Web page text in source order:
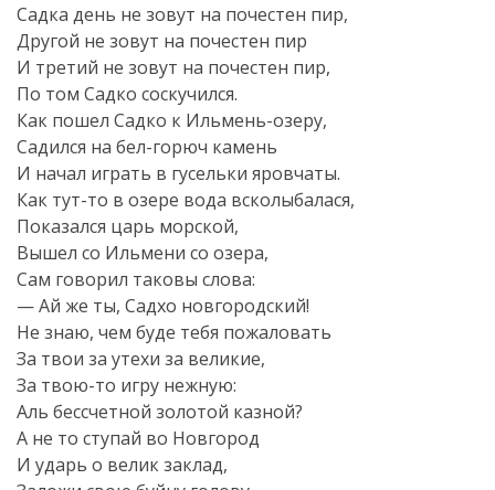
Садка день не зовут на почестен пир,
Другой не зовут на почестен пир
И третий не зовут на почестен пир,
По том Садко соскучился.
Как пошел Садко к Ильмень-озеру,
Садился на бел-горюч камень
И начал играть в гусельки яровчаты.
Как тут-то в озере вода всколыбалася,
Показался царь морской,
Вышел со Ильмени со озера,
Сам говорил таковы слова:
— Ай же ты, Садхо новгородский!
Не знаю, чем буде тебя пожаловать
За твои за утехи за великие,
За твою-то игру нежную:
Аль бессчетной золотой казной?
А не то ступай во Новгород
И ударь о велик заклад,